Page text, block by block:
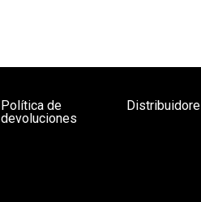
Política de
devoluciones